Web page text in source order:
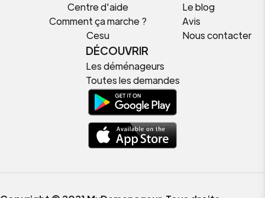
Centre d'aide
Comment ça marche ?
Cesu
Le blog
Avis
Nous contacter
DÉCOUVRIR
Les déménageurs
Toutes les demandes